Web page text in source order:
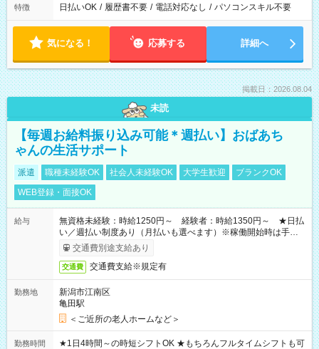
特徴 日払いOK / 履歴書不要 / 電話対応なし / パソコンスキル不要
気になる！ 応募する 詳細へ
掲載日：2026.08.04
未読
【毎週お給料振り込み可能＊週払い】おばあち
ゃんの生活サポート
派遣 職種未経験OK 社会人未経験OK 大学生歓迎
ブランクOK
WEB登録・面接OK
給与
無資格未経験：時給1250円～ 経験者：時給1350円～ ★日払
い／週払い制度あり（月払いも選べます）※稼働開始時は手続き
完了次第のお支払いとなります。
交通費別途支給あり
交通費 交通費支給※規定有
勤務地
新潟市江南区
亀田駅
＜ご近所の老人ホームなど＞
勤務時間
★1日4時間～の時短シフトOK ★もちろんフルタイムシフトも可